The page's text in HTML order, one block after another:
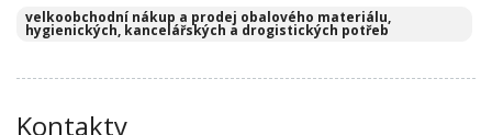
velkoobchodní nákup a prodej obalového materiálu,
hygienických, kancelářských a drogistických potřeb
Kontakty